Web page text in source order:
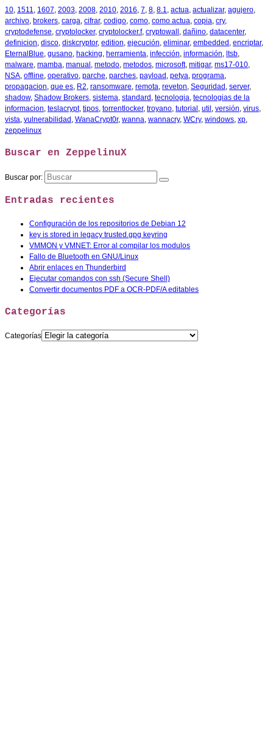
10, 1511, 1607, 2003, 2008, 2010, 2016, 7, 8, 8.1, actua, actualizar, agujero,
archivo, brokers, carga, cifrar, codigo, como, como actua, copia, cry,
cryptodefense, cryptolocker, cryptolocker.f, cryptowall , dañino, datacenter,
definicion, disco, diskcryptor, edition, ejecución, eliminar, embedded , encriptar,
EternalBlue, gusano, hacking, herramienta, infección, información, ltsb,
malware, mamba, manual , metodo, metodos, microsoft, mitigar, ms17-010,
NSA, offline, operativo, parche, parches, payload , petya, programa,
propagacion, que es, R2, ransomware, remota, reveton, Seguridad , server,
shadow, Shadow Brokers, sistema, standard , tecnologia, tecnologias de la
informacion, teslacrypt, tipos, torrentlocker, troyano, tutorial , util , versión, virus,
vista, vulnerabilidad , WanaCrypt0r, wanna, wannacry, WCry, windows, xp,
zeppelinux
Buscar en ZeppelinuX
Buscar por:
Entradas recientes
Configuración de los repositorios de Debian 12
key is stored in legacy trusted.gpg keyring
VMMON y VMNET: Error al compilar los modulos
Fallo de Bluetooth en GNU/Linux
Abrir enlaces en Thunderbird
Ejecutar comandos con ssh (Secure Shell)
Convertir documentos PDF a OCR-PDF/A editables
Categorías
Categorías